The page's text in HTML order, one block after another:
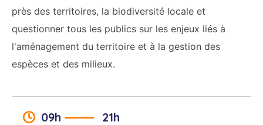
près des territoires, la biodiversité locale et
questionner tous les publics sur les enjeux liés à
l'aménagement du territoire et à la gestion des
espèces et des milieux.
09h 21h